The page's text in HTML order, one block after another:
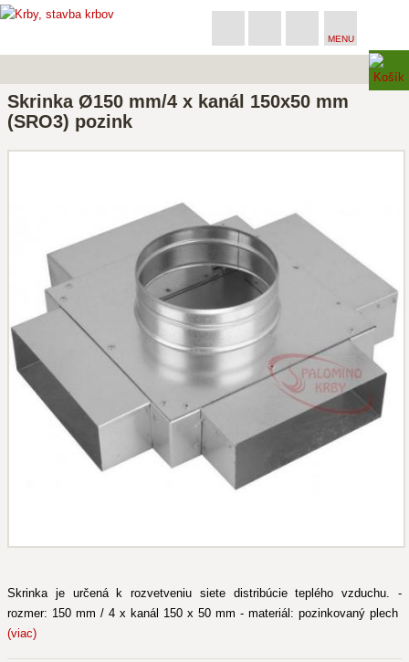
MENU
Skrinka Ø150 mm/4 x kanál 150x50 mm
(SRO3) pozink
Skrinka je určená k rozvetveniu siete distribúcie teplého vzduchu. -
rozmer: 150 mm / 4 x kanál 150 x 50 mm - materiál: pozinkovaný plech
(viac)